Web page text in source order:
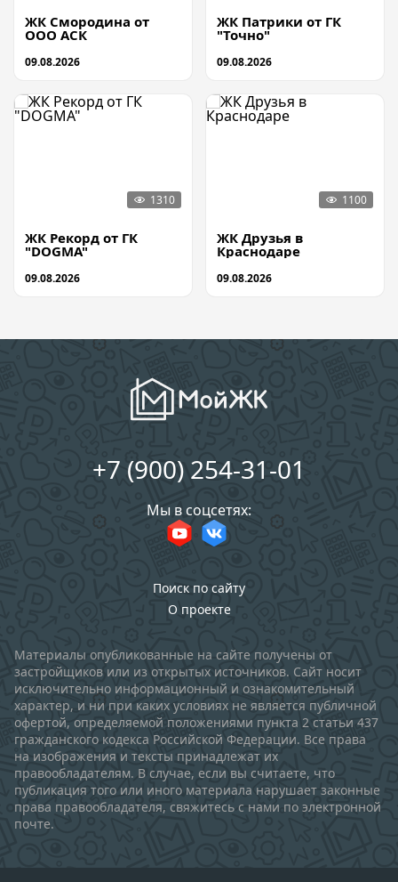
ЖК Смородина от
ООО АСК
09.08.2026
ЖК Патрики от ГК
"Точно"
09.08.2026
ЖК Рекорд от ГК
"DOGMA"
09.08.2026
ЖК Друзья в
Краснодаре
09.08.2026
+7 (900) 254-31-01
Мы в соцсетях:
Поиск по сайту
О проекте